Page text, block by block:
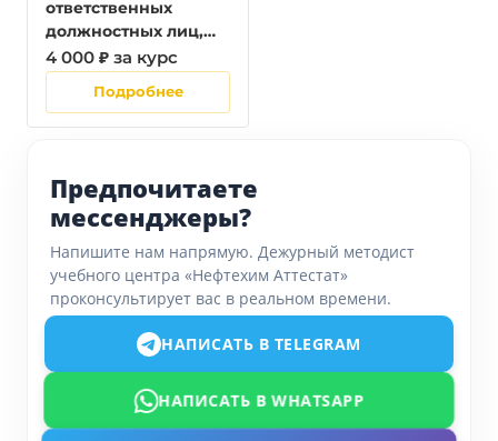
ответственных
должностных лиц,
занимающих
должности главных
специалистов
технического и
должностных лиц,
исполняющих их
объектах защиты,
предназначенных
для проживания или
временного пр
4 000 ₽ за курс
Подробнее
Предпочитаете
мессенджеры?
Напишите нам напрямую. Дежурный методист
учебного центра «Нефтехим Аттестат»
проконсультирует вас в реальном времени.
НАПИСАТЬ В TELEGRAM
НАПИСАТЬ В WHATSAPP